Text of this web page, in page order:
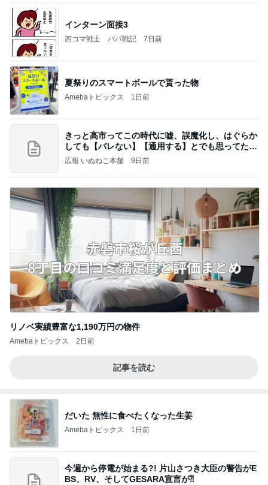
インターン面接3
四コマ戦士 パパ戦記 7日前
夏祭りのスマートボールで貰った物
Amebaトピックス 1日前
きっと高市ってこの時代に嘘、誤魔化し、はぐらか
しても【バレない】【通用する】とでも思ってたん
だろ
広報 いぬねこ本舗 9日前
リノベ実績豊富な1,190万円の物件
Amebaトピックス 2日前
記事を読む
だいた 無性に食べたくなった生姜
Amebaトピックス 1日前
今週から停電が始まる?! 片山さつき大臣の警告がE
BS、RV、そしてGESARA宣言が⁈